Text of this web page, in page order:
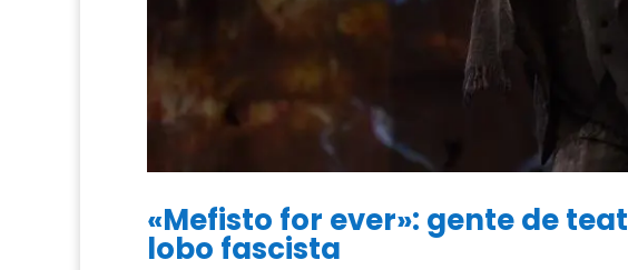
«Mefisto for ever»: gente de
lobo fascista